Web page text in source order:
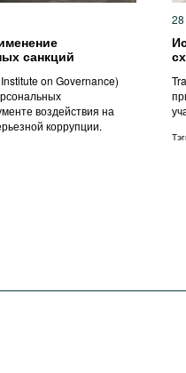
санкций
on Governance)
воздействия на
коррупции.